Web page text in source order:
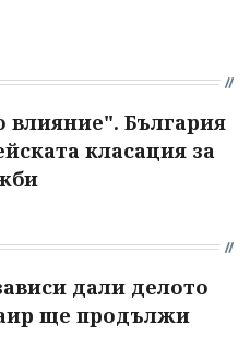
влияние". България
класация за
дали делото
ще продължи